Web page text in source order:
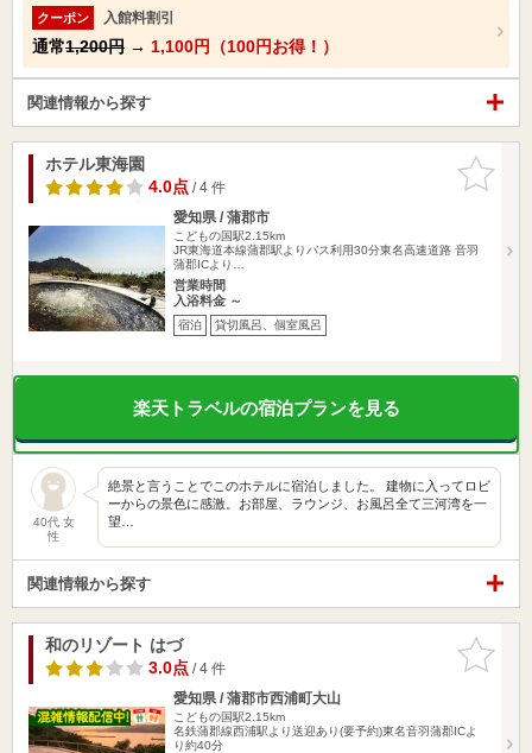
クーポン 入館料割引
通常1,200円 → 1,100円（100円お得！）
関連情報から探す
お気に入
りに追加
ホテル東海園
4.0点/ 4 件
愛知県 / 蒲郡市
こどもの国駅2.15km
JR東海道本線蒲郡駅よりバス利用30分東名高速道路 音羽
蒲郡ICより…
営業時間
入浴料金 ～
宿泊 貸切風呂、個室風呂
楽天トラベルの宿泊プランを見る
40代 女
性
絶景と言うことでこのホテルに宿泊しました。 建物に入ってロビ
ーからの景色に感激。お部屋、ラウンジ、お風呂全て三河湾を一
望…
関連情報から探す
お気に入
りに追加
和のリゾート はづ
3.0点/ 4 件
愛知県 / 蒲郡市西浦町大山
こどもの国駅2.15km
名鉄蒲郡線西浦駅より送迎あり(要予約)東名音羽蒲郡ICよ
り約40分